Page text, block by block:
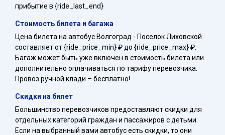
прибытие в {ride_last_end}
Стоимость билета и багажа
Цена билета на автобус Волгоград - Поселок Лиховской
составляет от {ride_price_min} ₽ до {ride_price_max} ₽.
Багаж может быть уже включен в стоимость билета или
дополнительно оплачиваться по тарифу перевозчика.
Провоз ручной клади – бесплатно!
Скидки на билет
Большинство перевозчиков предоставляют скидки для
отдельных категорий граждан и пассажиров с детьми.
Если на выбранный вами автобус есть скидки, то они